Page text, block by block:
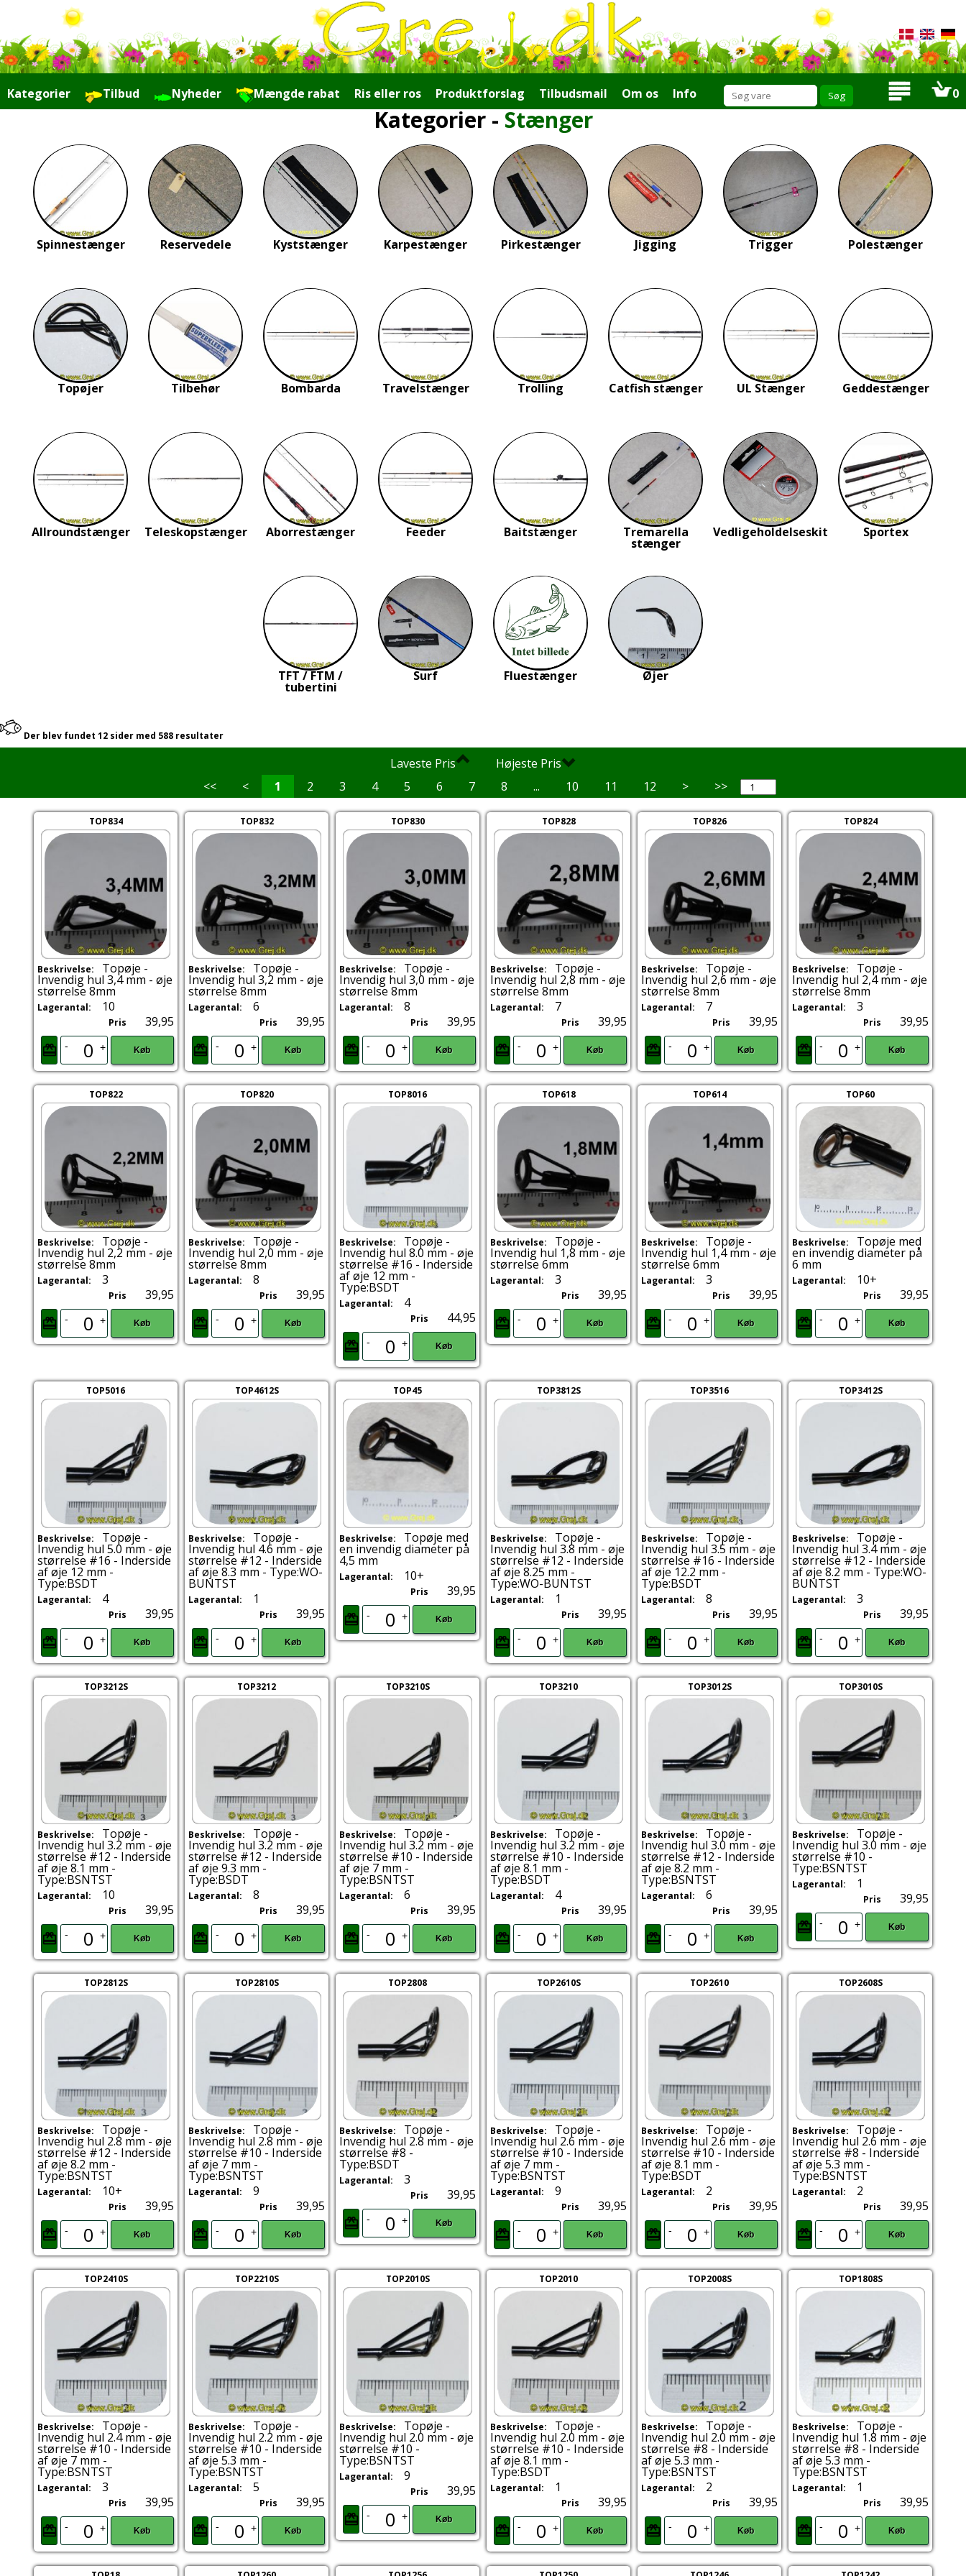
0
Kategorier Tilbud Nyheder Mængde rabat Ris eller ros Produktforslag Tilbudsmail Om os Info
Kategorier- Stænger
Spinnestænger Reservedele Kyststænger Karpestænger Pirkestænger Jigging Trigger Polestænger
Topøjer Tilbehør Bombarda Travelstænger Trolling Catfish stænger UL Stænger Geddestænger
Allroundstænger Teleskopstænger Aborrestænger Feeder Baitstænger Tremarella
stænger
Vedligeholdelseskit Sportex
TFT / FTM /
tubertini
Surf Fluestænger Øjer
Der blev fundet 12 sider med 588 resultater
Laveste Pris
Højeste Pris
<<
< 1 2 3 4 5 6 7 8 ... 10 11 12 > >>
TOP834
Beskrivelse: Topøje -
Invendig hul 3,4 mm - øje
størrelse 8mm
Lagerantal: 10
Pris 39,95
- + Køb
TOP832
Beskrivelse: Topøje -
Invendig hul 3,2 mm - øje
størrelse 8mm
Lagerantal: 6
Pris 39,95
- + Køb
TOP830
Beskrivelse: Topøje -
Invendig hul 3,0 mm - øje
størrelse 8mm
Lagerantal: 8
Pris 39,95
- + Køb
TOP828
Beskrivelse: Topøje -
Invendig hul 2,8 mm - øje
størrelse 8mm
Lagerantal: 7
Pris 39,95
- + Køb
TOP826
Beskrivelse: Topøje -
Invendig hul 2,6 mm - øje
størrelse 8mm
Lagerantal: 7
Pris 39,95
- + Køb
TOP824
Beskrivelse: Topøje -
Invendig hul 2,4 mm - øje
størrelse 8mm
Lagerantal: 3
Pris 39,95
- + Køb
TOP822
Beskrivelse: Topøje -
Invendig hul 2,2 mm - øje
størrelse 8mm
Lagerantal: 3
Pris 39,95
- + Køb
TOP820
Beskrivelse: Topøje -
Invendig hul 2,0 mm - øje
størrelse 8mm
Lagerantal: 8
Pris 39,95
- + Køb
TOP8016
Beskrivelse: Topøje -
Invendig hul 8.0 mm - øje
størrelse #16 - Inderside
af øje 12 mm -
Type:BSDT
Lagerantal: 4
Pris 44,95
- + Køb
TOP618
Beskrivelse: Topøje -
Invendig hul 1,8 mm - øje
størrelse 6mm
Lagerantal: 3
Pris 39,95
- + Køb
TOP614
Beskrivelse: Topøje -
Invendig hul 1,4 mm - øje
størrelse 6mm
Lagerantal: 3
Pris 39,95
- + Køb
TOP60
Beskrivelse: Topøje med
en invendig diameter på
6 mm
Lagerantal: 10+
Pris 39,95
- + Køb
TOP5016
Beskrivelse: Topøje -
Invendig hul 5.0 mm - øje
størrelse #16 - Inderside
af øje 12 mm -
Type:BSDT
Lagerantal: 4
Pris 39,95
- + Køb
TOP4612S
Beskrivelse: Topøje -
Invendig hul 4.6 mm - øje
størrelse #12 - Inderside
af øje 8.3 mm - Type:WO-
BUNTST
Lagerantal: 1
Pris 39,95
- + Køb
TOP45
Beskrivelse: Topøje med
en invendig diameter på
4,5 mm
Lagerantal: 10+
Pris 39,95
- + Køb
TOP3812S
Beskrivelse: Topøje -
Invendig hul 3.8 mm - øje
størrelse #12 - Inderside
af øje 8.25 mm -
Type:WO-BUNTST
Lagerantal: 1
Pris 39,95
- + Køb
TOP3516
Beskrivelse: Topøje -
Invendig hul 3.5 mm - øje
størrelse #16 - Inderside
af øje 12.2 mm -
Type:BSDT
Lagerantal: 8
Pris 39,95
- + Køb
TOP3412S
Beskrivelse: Topøje -
Invendig hul 3.4 mm - øje
størrelse #12 - Inderside
af øje 8.2 mm - Type:WO-
BUNTST
Lagerantal: 3
Pris 39,95
- + Køb
TOP3212S
Beskrivelse: Topøje -
Invendig hul 3.2 mm - øje
størrelse #12 - Inderside
af øje 8.1 mm -
Type:BSNTST
Lagerantal: 10
Pris 39,95
- + Køb
TOP3212
Beskrivelse: Topøje -
Invendig hul 3.2 mm - øje
størrelse #12 - Inderside
af øje 9.3 mm -
Type:BSDT
Lagerantal: 8
Pris 39,95
- + Køb
TOP3210S
Beskrivelse: Topøje -
Invendig hul 3.2 mm - øje
størrelse #10 - Inderside
af øje 7 mm -
Type:BSNTST
Lagerantal: 6
Pris 39,95
- + Køb
TOP3210
Beskrivelse: Topøje -
Invendig hul 3.2 mm - øje
størrelse #10 - Inderside
af øje 8.1 mm -
Type:BSDT
Lagerantal: 4
Pris 39,95
- + Køb
TOP3012S
Beskrivelse: Topøje -
Invendig hul 3.0 mm - øje
størrelse #12 - Inderside
af øje 8.2 mm -
Type:BSNTST
Lagerantal: 6
Pris 39,95
- + Køb
TOP3010S
Beskrivelse: Topøje -
Invendig hul 3.0 mm - øje
størrelse #10 -
Type:BSNTST
Lagerantal: 1
Pris 39,95
- + Køb
TOP2812S
Beskrivelse: Topøje -
Invendig hul 2.8 mm - øje
størrelse #12 - Inderside
af øje 8.2 mm -
Type:BSNTST
Lagerantal: 10+
Pris 39,95
- + Køb
TOP2810S
Beskrivelse: Topøje -
Invendig hul 2.8 mm - øje
størrelse #10 - Inderside
af øje 7 mm -
Type:BSNTST
Lagerantal: 9
Pris 39,95
- + Køb
TOP2808
Beskrivelse: Topøje -
Invendig hul 2.8 mm - øje
størrelse #8 -
Type:BSDT
Lagerantal: 3
Pris 39,95
- + Køb
TOP2610S
Beskrivelse: Topøje -
Invendig hul 2.6 mm - øje
størrelse #10 - Inderside
af øje 7 mm -
Type:BSNTST
Lagerantal: 9
Pris 39,95
- + Køb
TOP2610
Beskrivelse: Topøje -
Invendig hul 2.6 mm - øje
størrelse #10 - Inderside
af øje 8.1 mm -
Type:BSDT
Lagerantal: 2
Pris 39,95
- + Køb
TOP2608S
Beskrivelse: Topøje -
Invendig hul 2.6 mm - øje
størrelse #8 - Inderside
af øje 5.3 mm -
Type:BSNTST
Lagerantal: 2
Pris 39,95
- + Køb
TOP2410S
Beskrivelse: Topøje -
Invendig hul 2.4 mm - øje
størrelse #10 - Inderside
af øje 7 mm -
Type:BSNTST
Lagerantal: 3
Pris 39,95
- + Køb
TOP2210S
Beskrivelse: Topøje -
Invendig hul 2.2 mm - øje
størrelse #10 - Inderside
af øje 5.3 mm -
Type:BSNTST
Lagerantal: 5
Pris 39,95
- + Køb
TOP2010S
Beskrivelse: Topøje -
Invendig hul 2.0 mm - øje
størrelse #10 -
Type:BSNTST
Lagerantal: 9
Pris 39,95
- + Køb
TOP2010
Beskrivelse: Topøje -
Invendig hul 2.0 mm - øje
størrelse #10 - Inderside
af øje 8.1 mm -
Type:BSDT
Lagerantal: 1
Pris 39,95
- + Køb
TOP2008S
Beskrivelse: Topøje -
Invendig hul 2.0 mm - øje
størrelse #8 - Inderside
af øje 5.3 mm -
Type:BSNTST
Lagerantal: 2
Pris 39,95
- + Køb
TOP1808S
Beskrivelse: Topøje -
Invendig hul 1.8 mm - øje
størrelse #8 - Inderside
af øje 5.3 mm -
Type:BSNTST
Lagerantal: 1
Pris 39,95
- + Køb